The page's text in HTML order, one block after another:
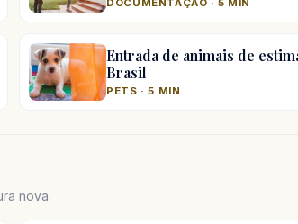
DOCUMENTAÇÃO · 5 MIN
Entrada de animais de
Brasil
PETS · 5 MIN
nova.